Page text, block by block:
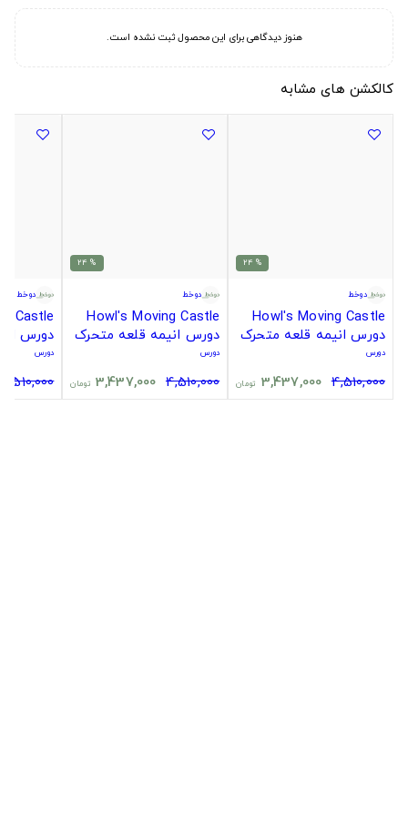
هنوز دیدگاهی برای این محصول ثبت نشده است.
کالکشن های مشابه
% 24
دوخط
Howl's Moving Castle
دورس انیمه قلعه متحرک
هاول
دورس
4,510,000
3,437,000 تومان
% 24
دوخط
Howl's Moving Castle
دورس انیمه قلعه متحرک
هاول
دورس
4,510,000
3,437,000 تومان
دوخط
Castle
دورس
هاول
دورس
4,510,000